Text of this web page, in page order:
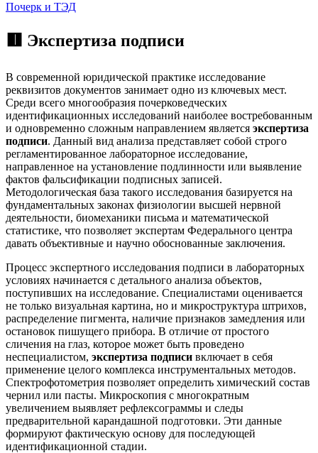
Почерк и ТЭД
🟥 Экспертиза подписи
В современной юридической практике исследование
реквизитов документов занимает одно из ключевых мест.
Среди всего многообразия почерковедческих
идентификационных исследований наиболее востребованным
и одновременно сложным направлением является экспертиза
подписи. Данный вид анализа представляет собой строго
регламентированное лабораторное исследование,
направленное на установление подлинности или выявление
фактов фальсификации подписных записей.
Методологическая база такого исследования базируется на
фундаментальных законах физиологии высшей нервной
деятельности, биомеханики письма и математической
статистике, что позволяет экспертам Федерального центра
давать объективные и научно обоснованные заключения.
Процесс экспертного исследования подписи в лабораторных
условиях начинается с детального анализа объектов,
поступивших на исследование. Специалистами оценивается
не только визуальная картина, но и микроструктура штрихов,
распределение пигмента, наличие признаков замедления или
остановок пишущего прибора. В отличие от простого
сличения на глаз, которое может быть проведено
неспециалистом, экспертиза подписи включает в себя
применение целого комплекса инструментальных методов.
Спектрофотометрия позволяет определить химический состав
чернил или пасты. Микроскопия с многократным
увеличением выявляет рефлексограммы и следы
предварительной карандашной подготовки. Эти данные
формируют фактическую основу для последующей
идентификационной стадии.